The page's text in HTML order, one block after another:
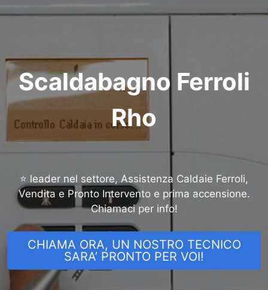
Scaldabagno Ferroli
Rho
⭐ leader nel settore, Assistenza Caldaie Ferroli,
Vendita e Pronto Intervento e prima accensione.
Chiamaci per info!
CHIAMA ORA, UN NOSTRO TECNICO
SARA’ PRONTO PER VOI!